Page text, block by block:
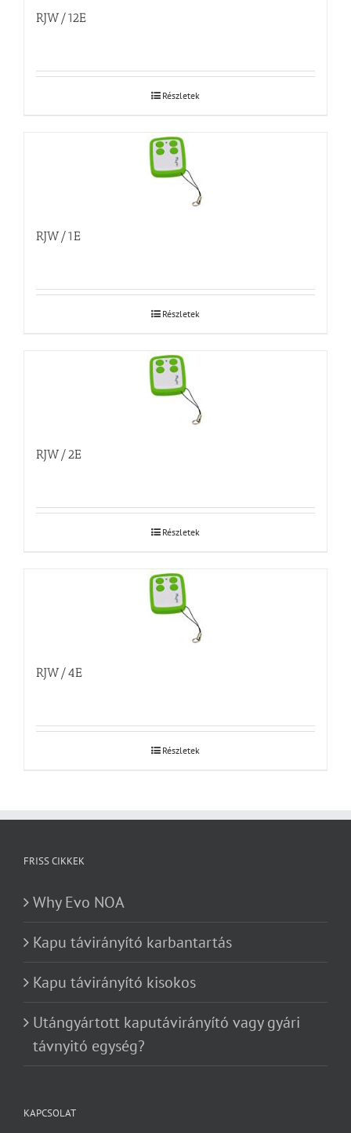
RJW/12E
Részletek
RJW/1E
Részletek
RJW/2E
Részletek
RJW/4E
Részletek
FRISS CIKKEK
Why Evo NOA
Kapu távirányító karbantartás
Kapu távirányító kisokos
Utángyártott kaputávirányító vagy gyári
távnyitó egység?
KAPCSOLAT